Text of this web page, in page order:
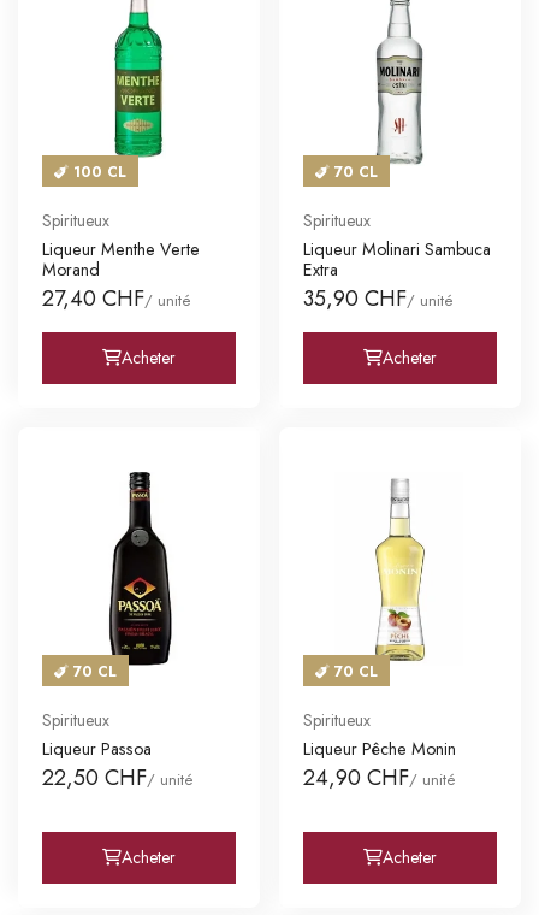
100 CL
Spiritueux
Liqueur Menthe Verte
Morand
27,40 CHF/ unité
Acheter
70 CL
Spiritueux
Liqueur Molinari Sambuca
Extra
35,90 CHF/ unité
Acheter
70 CL
Spiritueux
Liqueur Passoa
22,50 CHF/ unité
Acheter
70 CL
Spiritueux
Liqueur Pêche Monin
24,90 CHF/ unité
Acheter